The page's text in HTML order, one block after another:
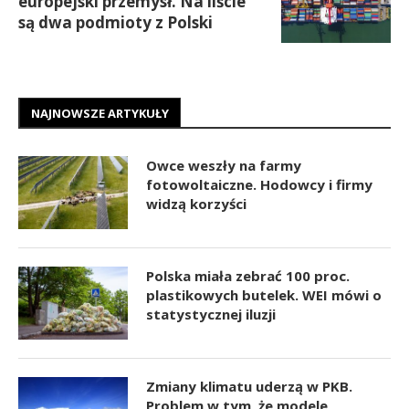
są dwa podmioty z Polski
NAJNOWSZE ARTYKUŁY
Owce weszły na farmy
fotowoltaiczne. Hodowcy i firmy
widzą korzyści
Polska miała zebrać 100 proc.
plastikowych butelek. WEI mówi o
statystycznej iluzji
Zmiany klimatu uderzą w PKB.
Problem w tym, że modele